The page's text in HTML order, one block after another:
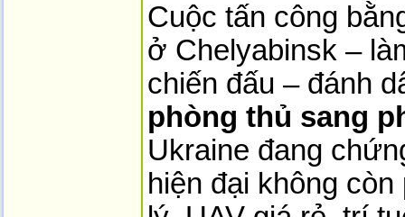
Cuộc tấn công
ở Chelyabinsk –
chiến đấu – đánh
phòng thủ sang
Ukraine đang
hiện đại không